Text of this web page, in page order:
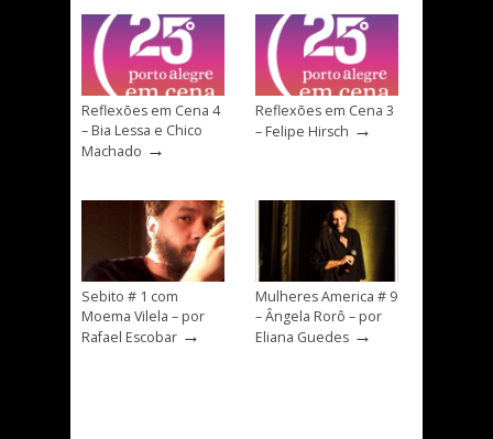
Reflexões em Cena 4
– Bia Lessa e Chico
Machado →
Reflexões em Cena 3
– Felipe Hirsch →
Sebito # 1 com
Moema Vilela – por
Rafael Escobar →
Mulheres America # 9
– Ângela Rorô – por
Eliana Guedes →